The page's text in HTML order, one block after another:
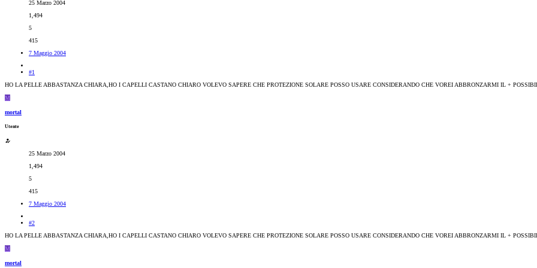
25 Marzo 2004
1,494
5
415
7 Maggio 2004
#1
HO LA PELLE ABBASTANZA CHIARA,HO I CAPELLI CASTANO CHIARO VOLEVO SAPERE CHE PROTEZIONE SOLARE POSSO USARE CONSIDERANDO CHE VOREI ABBRONZARMI IL +
M
mortal
Utente
25 Marzo 2004
1,494
5
415
7 Maggio 2004
#2
HO LA PELLE ABBASTANZA CHIARA,HO I CAPELLI CASTANO CHIARO VOLEVO SAPERE CHE PROTEZIONE SOLARE POSSO USARE CONSIDERANDO CHE VOREI ABBRONZARMI IL +
M
mortal